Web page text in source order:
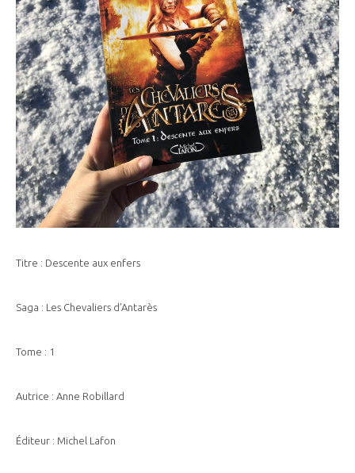
Titre : Descente aux enfers
Saga : Les Chevaliers d’Antarès
Tome : 1
Autrice : Anne Robillard
Éditeur : Michel Lafon